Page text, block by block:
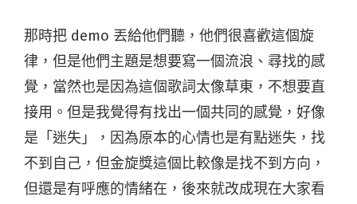
那時把 demo 丟給他們聽，他們很喜歡這個旋
律，但是他們主題是想要寫一個流浪、尋找的感
覺，當然也是因為這個歌詞太像草東，不想要直
接用。但是我覺得有找出一個共同的感覺，好像
是「迷失」，因為原本的心情也是有點迷失，找
不到自己，但金旋獎這個比較像是找不到方向，
但還是有呼應的情緒在，後來就改成現在大家看